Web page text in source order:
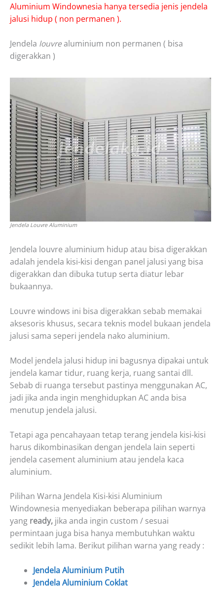
Aluminium Windownesia hanya tersedia jenis jendela
jalusi hidup ( non permanen ).
Jendela louvrealuminium non permanen ( bisa
digerakkan )
Jendela Louvre Aluminium
Jendela louvre aluminium hidup atau bisa digerakkan
adalah jendela kisi-kisi dengan panel jalusi yang bisa
digerakkan dan dibuka tutup serta diatur lebar
bukaannya.
Louvre windows ini bisa digerakkan sebab memakai
aksesoris khusus, secara teknis model bukaan jendela
jalusi sama seperi jendela nako aluminium.
Model jendela jalusi hidup ini bagusnya dipakai untuk
jendela kamar tidur, ruang kerja, ruang santai dll.
Sebab di ruanga tersebut pastinya menggunakan AC,
jadi jika anda ingin menghidupkan AC anda bisa
menutup jendela jalusi.
Tetapi aga pencahayaan tetap terang jendela kisi-kisi
harus dikombinasikan dengan jendela lain seperti
jendela casement aluminium atau jendela kaca
aluminium.
Pilihan Warna Jendela Kisi-kisi Aluminium
Windownesia menyediakan beberapa pilihan warnya
yang ready, jika anda ingin custom / sesuai
permintaan juga bisa hanya membutuhkan waktu
sedikit lebih lama. Berikut pilihan warna yang ready :
Jendela Aluminium Putih
Jendela Aluminium Coklat